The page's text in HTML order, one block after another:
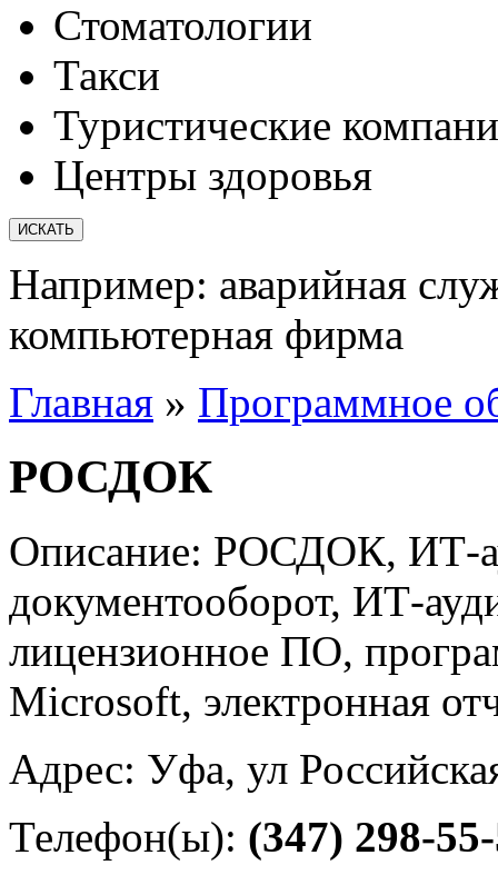
Стоматологии
Такси
Туристические
Центры здоровья
Например: аварийная
компьютерная фирма
Главная » Программное
РОСДОК
Описание: РОСДОК, ИТ-
документооборот, ИТ-
лицензионное ПО,
Microsoft, электронная
Адрес: Уфа, ул
Телефон(ы): (347) 298-